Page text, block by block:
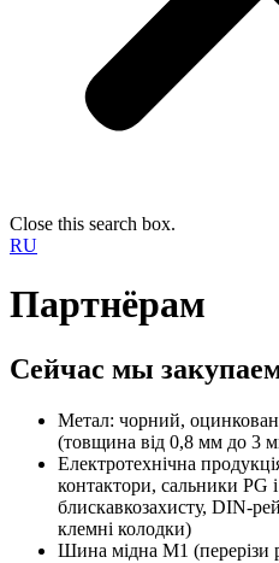
Close this search box.
RU
Партнёрам
Сейчас мы
Метал: чорний,
(товщина від 0,8 мм до 3
Електротехнічна
контактори, сальники PG
блискавкозахисту, DIN-
клемні колодки)
Шина мідна М1 (перерізи